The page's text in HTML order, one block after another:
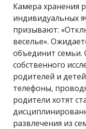
Камера хранения
индивидуальных
призывают:
веселье».
объединит семьи.
собственного
родителей и
телефоны,
родители хотят
развлечения из